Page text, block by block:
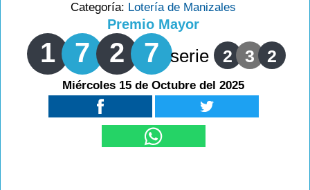
Categoría: Lotería de Manizales
Premio Mayor
1 7 2 7 serie 2 3 2
Miércoles 15 de Octubre del 2025